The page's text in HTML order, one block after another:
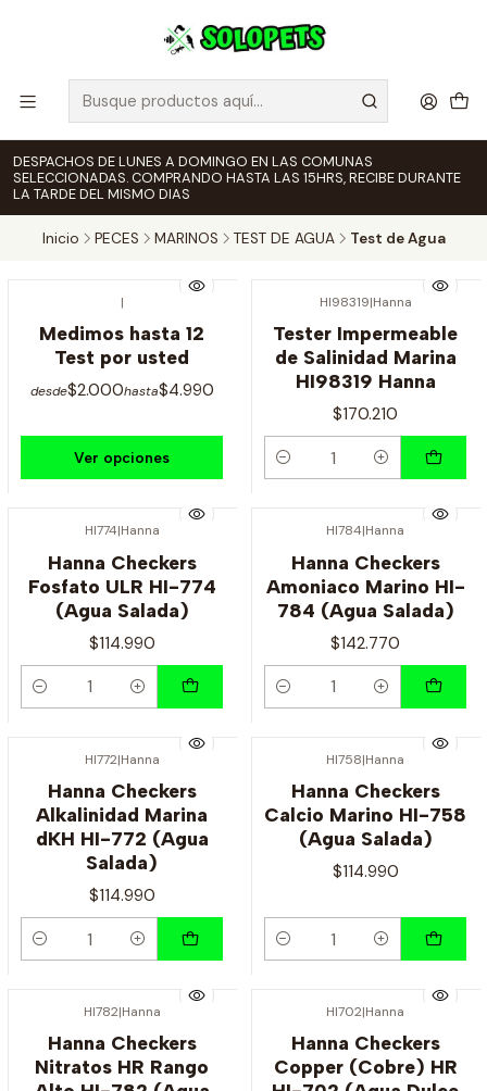
DESPACHOS DE LUNES A DOMINGO EN LAS COMUNAS
SELECCIONADAS. COMPRANDO HASTA LAS 15HRS, RECIBE DURANTE
LA TARDE DEL MISMO DIAS
Inicio PECES MARINOS TEST DE AGUA Test de Agua
|
Medimos hasta 12
Test por usted
desde$2.000hasta$4.990
Ver opciones
HI98319|Hanna
Tester Impermeable
de Salinidad Marina
HI98319 Hanna
$170.210
Cantidad
HI774|Hanna
Hanna Checkers
Fosfato ULR HI-774
(Agua Salada)
$114.990
Cantidad
HI784|Hanna
Hanna Checkers
Amoniaco Marino HI-
784 (Agua Salada)
$142.770
Cantidad
HI772|Hanna
Hanna Checkers
Alkalinidad Marina
dKH HI-772 (Agua
Salada)
$114.990
Cantidad
HI758|Hanna
Hanna Checkers
Calcio Marino HI-758
(Agua Salada)
$114.990
Cantidad
HI782|Hanna
Hanna Checkers
Nitratos HR Rango
HI702|Hanna
Hanna Checkers
Copper (Cobre) HR